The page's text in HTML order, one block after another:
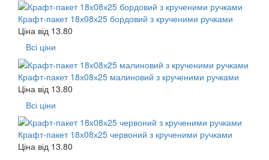
Крафт-пакет 18х08х25 бордовий з крученими ручками
Ціна від 13.80
Всі ціни
Крафт-пакет 18х08х25 малиновий з крученими ручками
Ціна від 13.80
Всі ціни
Крафт-пакет 18х08х25 червоний з крученими ручками
Ціна від 13.80